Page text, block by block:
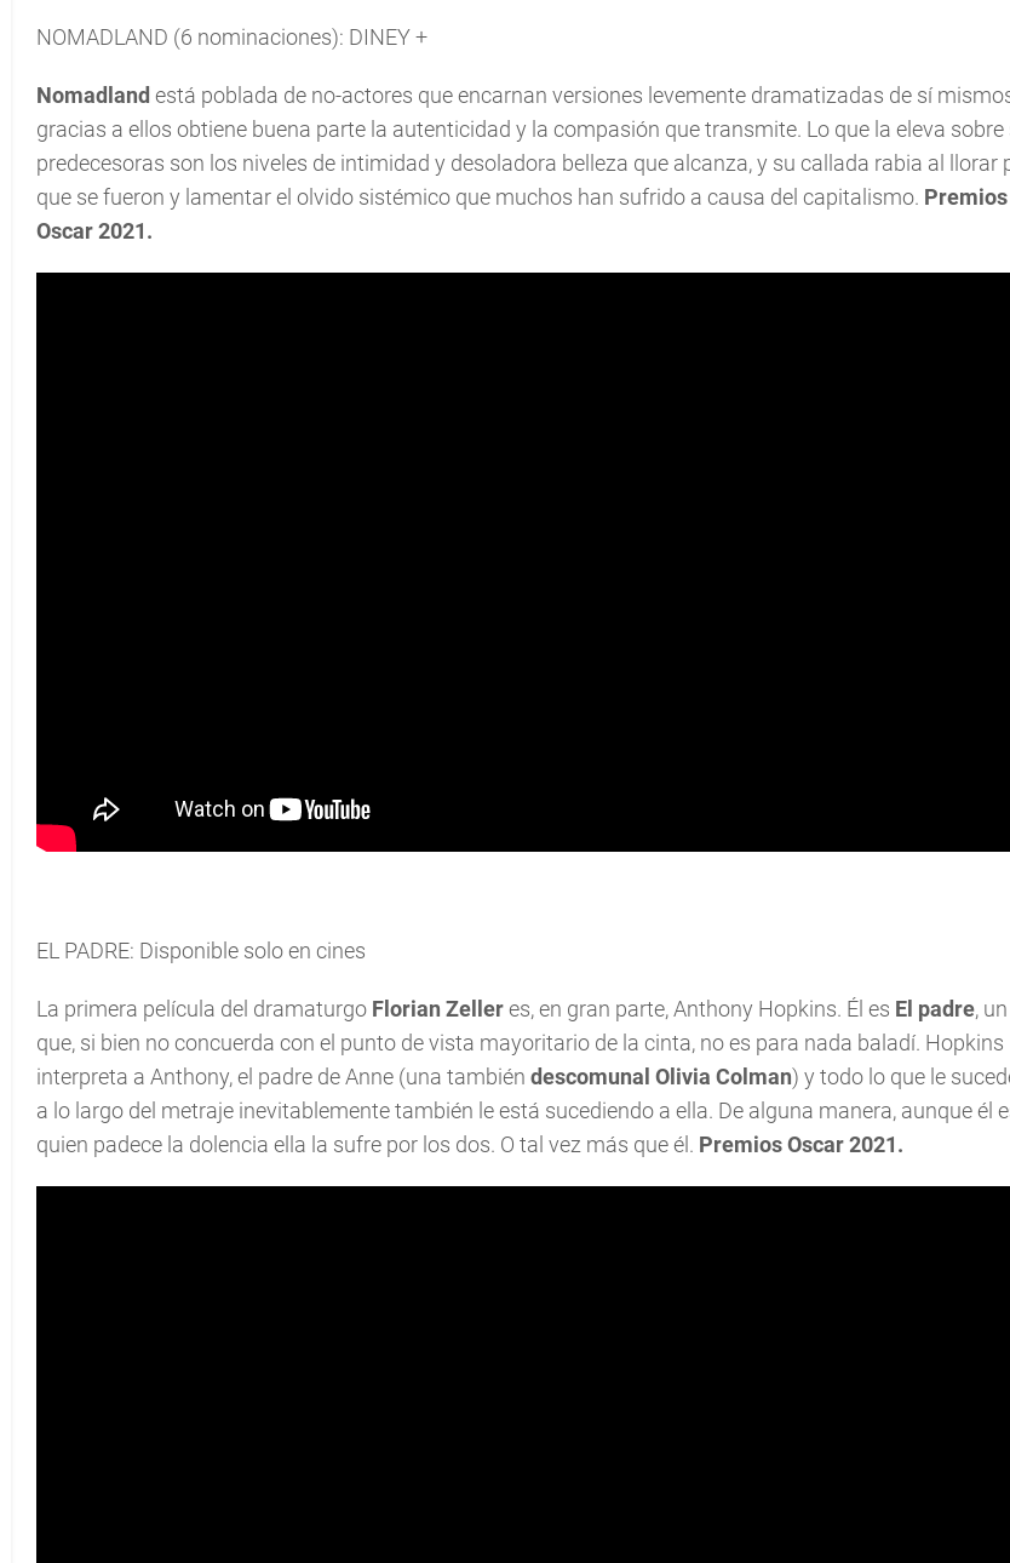
NOMADLAND (6 nominaciones): DINEY +
Nomadlandestá poblada de no-actores que encarnan versiones levemente dramatizadas de sí
gracias a ellos obtiene buena parte la autenticidad y la compasión que transmite. Lo que la eleva sobre
predecesoras son los niveles de intimidad y desoladora belleza que alcanza, y su callada rabia al llorar
que se fueron y lamentar el olvido sistémico que muchos han sufrido a causa del capitalismo. Premios
Oscar 2021.
EL PADRE: Disponible solo en cines
La primera película del dramaturgo Florian Zelleres, en gran parte, Anthony Hopkins. Él es El padre,
que, si bien no concuerda con el punto de vista mayoritario de la cinta, no es para nada baladí. Hopkins
interpreta a Anthony, el padre de Anne (una también descomunal Olivia Colman) y todo lo que le
a lo largo del metraje inevitablemente también le está sucediendo a ella. De alguna manera, aunque él
quien padece la dolencia ella la sufre por los dos. O tal vez más que él. Premios Oscar 2021.